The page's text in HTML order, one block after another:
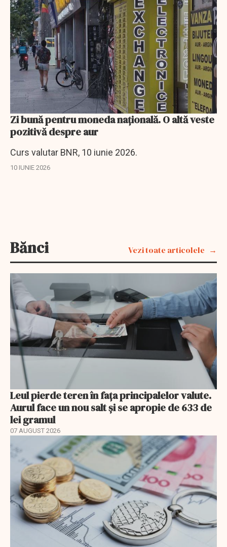
Zi bună pentru moneda naţională. O altă veste
pozitivă despre aur
Curs valutar BNR, 10 iunie 2026.
10 IUNIE 2026
Bănci Vezi toate articolele
Leul pierde teren în fața principalelor valute.
Aurul face un nou salt și se apropie de 633 de
lei gramul
07 AUGUST 2026